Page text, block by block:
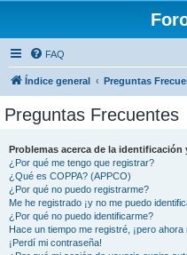
FAQ
Índice general Preguntas
Preguntas Frecuentes
Problemas acerca de la identificación
¿Por qué me tengo que registrar?
¿Qué es COPPA? (APPCO)
¿Por qué no puedo registrarme?
Me he registrado ¡y no me puedo
¿Por qué no puedo identificarme?
Hace un tiempo me registré, ¡pero
¡Perdí mi contraseña!